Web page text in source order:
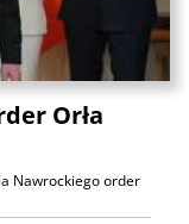
Orła
Nawrockiego order